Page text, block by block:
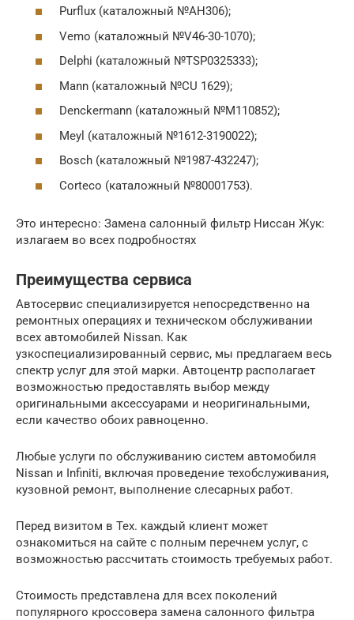
Purflux (каталожный №AH306);
Vemo (каталожный №V46-30-1070);
Delphi (каталожный №TSP0325333);
Mann (каталожный №CU 1629);
Denckermann (каталожный №M110852);
Meyl (каталожный №1612-3190022);
Bosch (каталожный №1987-432247);
Corteco (каталожный №80001753).
Это интересно: Замена салонный фильтр Ниссан Жук:
излагаем во всех подробностях
Преимущества сервиса
Автосервис специализируется непосредственно на
ремонтных операциях и техническом обслуживании
всех автомобилей Nissan. Как
узкоспециализированный сервис, мы предлагаем весь
спектр услуг для этой марки. Автоцентр располагает
возможностью предоставлять выбор между
оригинальными аксессуарами и неоригинальными,
если качество обоих равноценно.
Любые услуги по обслуживанию систем автомобиля
Nissan и Infiniti, включая проведение техобслуживания,
кузовной ремонт, выполнение слесарных работ.
Перед визитом в Тех. каждый клиент может
ознакомиться на сайте с полным перечнем услуг, с
возможностью рассчитать стоимость требуемых работ.
Стоимость представлена для всех поколений
популярного кроссовера замена салонного фильтра